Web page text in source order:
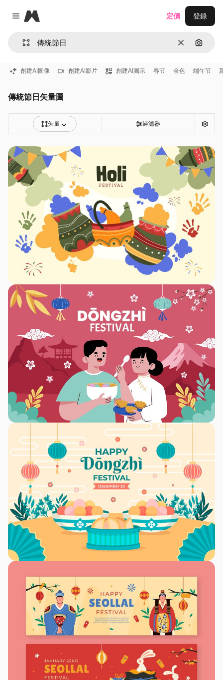
Close menu
Magnific
清除 通過圖
定價 登錄
創建AI圖像 創建AI影片 創建AI圖示 春节 金色 端午节
傳統節日矢量圖
矢量 過濾器